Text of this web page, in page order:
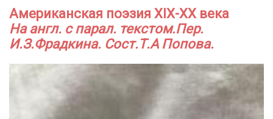
Aмериканская поэзия XIX-XX века
На англ. с парал. текстом.Пер.
И.З.Фрадкина. Сост.Т.А Попова.